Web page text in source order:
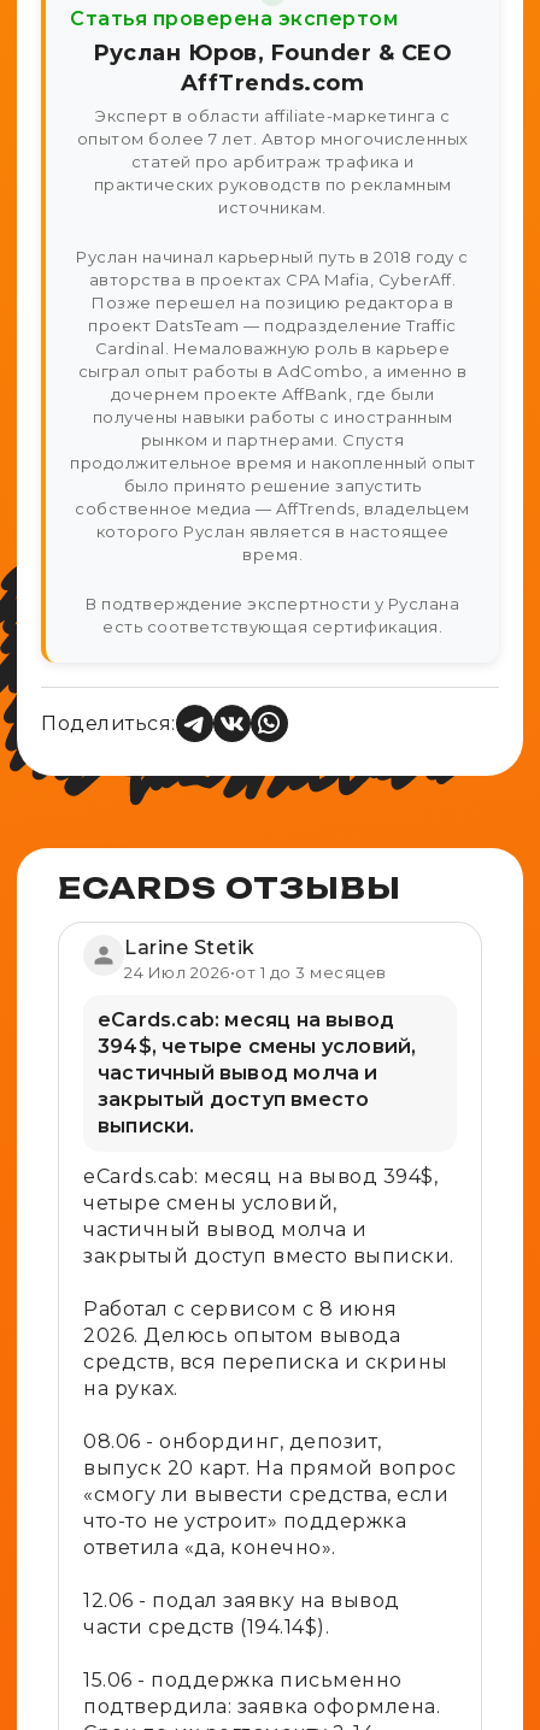
Статья проверена экспертом
Руслан Юров, Founder & CEO
AffTrends.com
Эксперт в области affiliate-маркетинга с
опытом более 7 лет. Автор многочисленных
статей про арбитраж трафика и
практических руководств по рекламным
источникам.
Руслан начинал карьерный путь в 2018 году с
авторства в проектах CPA Mafia, CyberAff.
Позже перешел на позицию редактора в
проект DatsTeam — подразделение Traffic
Cardinal. Немаловажную роль в карьере
сыграл опыт работы в AdCombo, а именно в
дочернем проекте AffBank, где были
получены навыки работы с иностранным
рынком и партнерами. Спустя
продолжительное время и накопленный опыт
было принято решение запустить
собственное медиа — AffTrends, владельцем
которого Руслан является в настоящее
время.
В подтверждение экспертности у Руслана
есть соответствующая сертификация.
Поделиться:
ECARDS ОТЗЫВЫ
Larine Stetik
24 Июл 2026•от 1 до 3 месяцев
eCards.cab: месяц на вывод
394$, четыре смены условий,
частичный вывод молча и
закрытый доступ вместо
выписки.
eCards.cab: месяц на вывод 394$,
четыре смены условий,
частичный вывод молча и
закрытый доступ вместо выписки.
Работал с сервисом с 8 июня
2026. Делюсь опытом вывода
средств, вся переписка и скрины
на руках.
08.06 - онбординг, депозит,
выпуск 20 карт. На прямой вопрос
«смогу ли вывести средства, если
что-то не устроит» поддержка
ответила «да, конечно».
12.06 - подал заявку на вывод
части средств (194.14$).
15.06 - поддержка письменно
подтвердила: заявка оформлена.